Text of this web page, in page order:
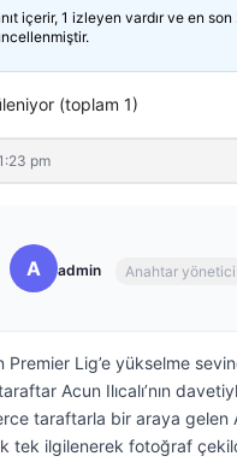
içerir, 1 izleyen vardır ve en son
(toplam 1)
pm
A admin Anahtar yönetici
Premier Lig’e yükselme
Acun Ilıcalı’nın
taraftarla bir araya gelen
tek ilgilenerek fotoğraf